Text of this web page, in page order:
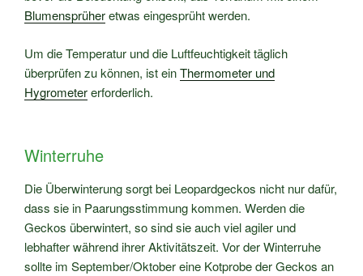
Blumensprüheretwas eingesprüht werden.
Um die Temperatur und die Luftfeuchtigkeit täglich
überprüfen zu können, ist einThermometer und
Hygrometererforderlich.
Winterruhe
Die Überwinterung sorgt bei Leopardgeckos nicht nur dafür,
dass sie in Paarungsstimmung kommen. Werden die
Geckos überwintert, so sind sie auch viel agiler und
lebhafter während ihrer Aktivitätszeit. Vor der Winterruhe
sollte im September/Oktober eine Kotprobe der Geckos an